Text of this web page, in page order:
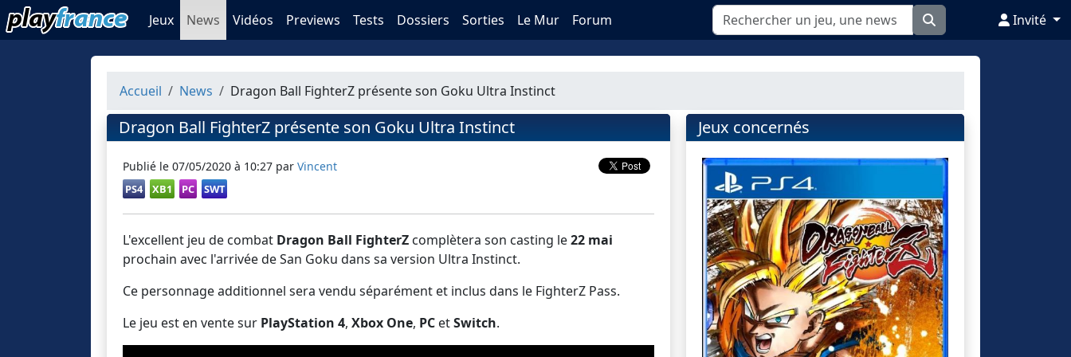
Jeux News Vidéos Previews Tests Dossiers Sorties Le Mur Forum Invité
Accueil News Dragon Ball FighterZ présente son Goku Ultra Instinct
Dragon Ball FighterZ présente son Goku Ultra Instinct
Publié le 07/05/2020 à 10:27 par Vincent
PS4 XB1 PC SWT
L'excellent jeu de combat Dragon Ball FighterZ complètera son casting le22 mai
prochain avec l'arrivée de San Goku dans sa version Ultra Instinct.
Ce personnage additionnel sera vendu séparément et inclus dans le FighterZ Pass.
Le jeu est en vente sur PlayStation 4, Xbox One, PC etSwitch.
Jeux concernés